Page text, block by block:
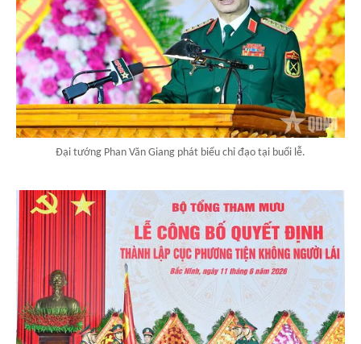
Đại tướng Phan Văn Giang phát biểu chỉ đạo tại buổi lễ.